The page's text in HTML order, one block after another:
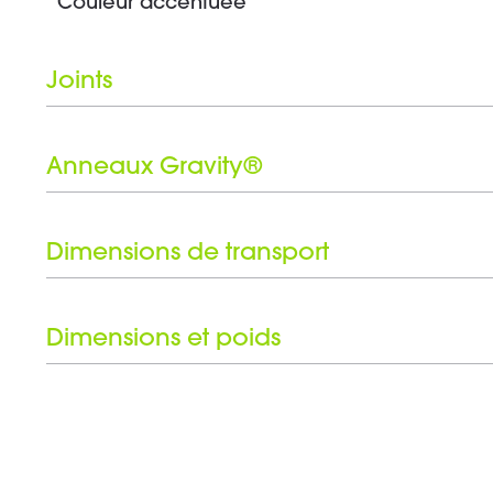
Couleur accentuée
Joints
Inconvénient
Anneaux Gravity®
Jeu d'anneaux noirs inclus
Dimensions de transport
Dimensions et poids